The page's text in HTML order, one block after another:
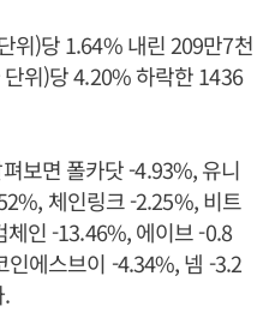
위)당 1.64% 내린 209만7천
위)당 4.20% 하락한 1436
보면 폴카닷 -4.93%, 유니
체인링크 -2.25%, 비트
인 -13.46%, 에이브 -0.8
에스브이 -4.34%, 넴 -3.2